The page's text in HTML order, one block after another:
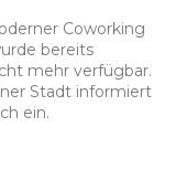
Coworking
bereits
mehr verfügbar.
Stadt informiert
ein.